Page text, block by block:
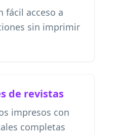
fácil acceso a
sin imprimir
de revistas
impresos con
completas